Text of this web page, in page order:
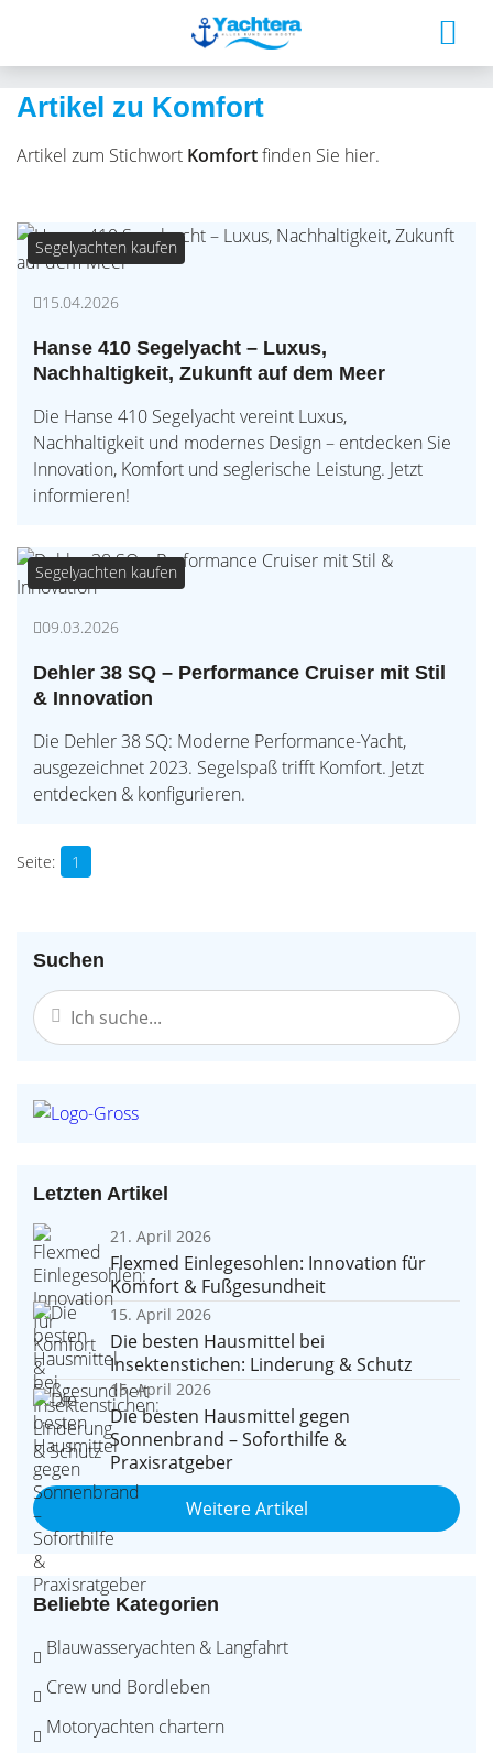
Artikel zu Komfort
Artikel zum Stichwort Komfortfinden Sie hier.
Segelyachten kaufen
15.04.2026
Hanse 410 Segelyacht – Luxus,
Nachhaltigkeit, Zukunft auf dem Meer
Die Hanse 410 Segelyacht vereint Luxus,
Nachhaltigkeit und modernes Design – entdecken Sie
Innovation, Komfort und seglerische Leistung. Jetzt
informieren!
Segelyachten kaufen
09.03.2026
Dehler 38 SQ – Performance Cruiser mit Stil
& Innovation
Die Dehler 38 SQ: Moderne Performance-Yacht,
ausgezeichnet 2023. Segelspaß trifft Komfort. Jetzt
entdecken & konfigurieren.
1
Suchen
Letzten Artikel
21. April 2026
Flexmed Einlegesohlen: Innovation für
Komfort & Fußgesundheit
15. April 2026
Die besten Hausmittel bei
Insektenstichen: Linderung & Schutz
15. April 2026
Die besten Hausmittel gegen
Sonnenbrand – Soforthilfe &
Praxisratgeber
Weitere Artikel
Beliebte Kategorien
Blauwasseryachten & Langfahrt
Crew und Bordleben
Motoryachten chartern